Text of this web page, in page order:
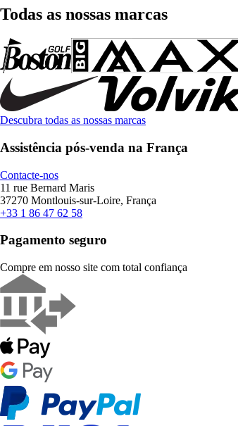
Todas as nossas marcas
Descubra todas as nossas marcas
Assistência pós-venda na França
Contacte-nos
11 rue Bernard Maris
37270 Montlouis-sur-Loire, França
+33 1 86 47 62 58
Pagamento seguro
Compre em nosso site com total confiança